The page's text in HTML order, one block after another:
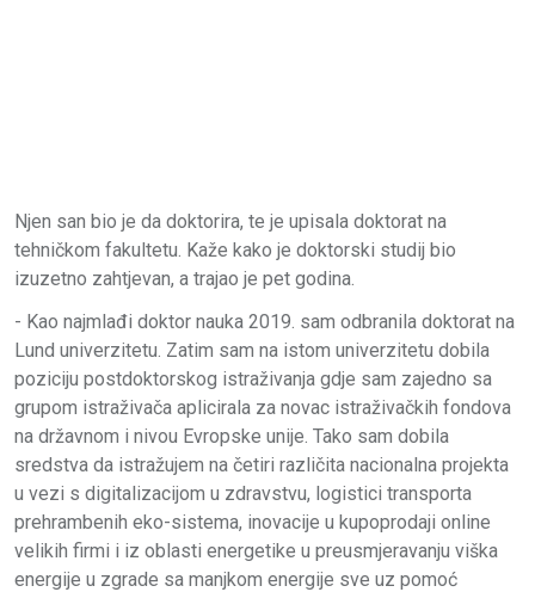
Njen san bio je da doktorira, te je upisala doktorat na
tehničkom fakultetu. Kaže kako je doktorski studij bio
izuzetno zahtjevan, a trajao je pet godina.
- Kao najmlađi doktor nauka 2019. sam odbranila doktorat na
Lund univerzitetu. Zatim sam na istom univerzitetu dobila
poziciju postdoktorskog istraživanja gdje sam zajedno sa
grupom istraživača aplicirala za novac istraživačkih fondova
na državnom i nivou Evropske unije. Tako sam dobila
sredstva da istražujem na četiri različita nacionalna projekta
u vezi s digitalizacijom u zdravstvu, logistici transporta
prehrambenih eko-sistema, inovacije u kupoprodaji online
velikih firmi i iz oblasti energetike u preusmjeravanju viška
energije u zgrade sa manjkom energije sve uz pomoć